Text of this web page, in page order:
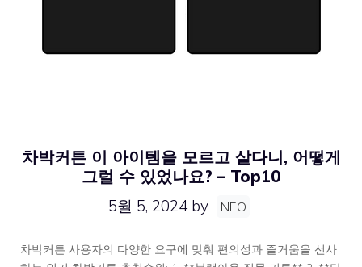
차박커튼 이 아이템을 모르고 살다니, 어떻게
그럴 수 있었나요? – Top10
5월 5, 2024 by NEO
차박커튼 사용자의 다양한 요구에 맞춰 편의성과 즐거움을 선사